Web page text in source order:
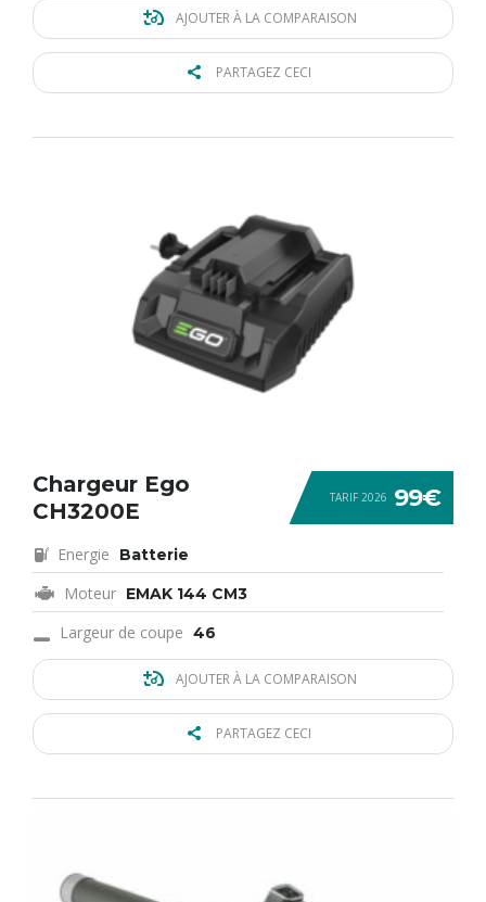
AJOUTER À LA COMPARAISON
PARTAGEZ CECI
TARIF 2026 99€
Chargeur Ego
CH3200E
Energie Batterie
Moteur EMAK 144 CM3
Largeur de coupe 46
AJOUTER À LA COMPARAISON
PARTAGEZ CECI